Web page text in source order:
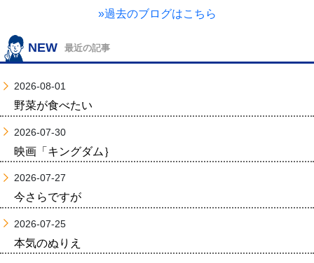
»過去のブログはこちら
NEW 最近の記事
2026-08-01
野菜が食べたい
2026-07-30
映画「キングダム｝
2026-07-27
今さらですが
2026-07-25
本気のぬりえ